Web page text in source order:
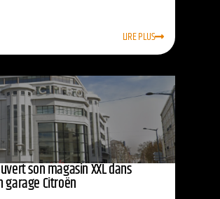
LIRE PLUS
son magasin XXL dans
garage Citroën